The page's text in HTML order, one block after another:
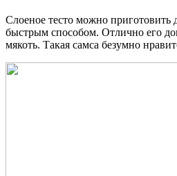
Слоеное тесто можно приготовить
быстрым способом. Отлично его
мякоть. Такая самса безумно